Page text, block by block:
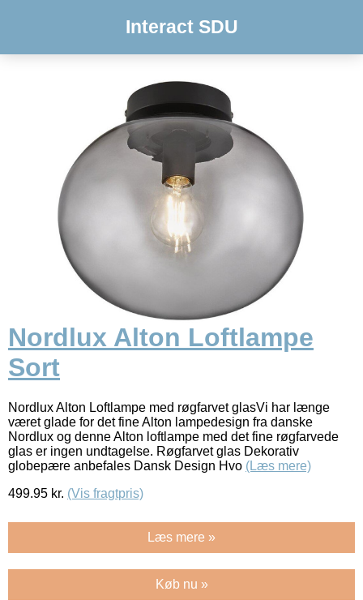
Interact SDU
Nordlux Alton Loftlampe
Sort
Nordlux Alton Loftlampe med røgfarvet glasVi har længe
været glade for det fine Alton lampedesign fra danske
Nordlux og denne Alton loftlampe med det fine røgfarvede
glas er ingen undtagelse. Røgfarvet glas Dekorativ
globepære anbefales Dansk Design Hvo (Læs mere)
499.95 kr. (Vis fragtpris)
Læs mere »
Køb nu »